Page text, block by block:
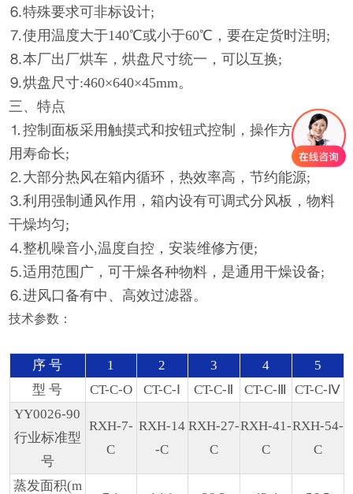
⒍特殊要求可非标设计;
⒎使用温度大于140℃或小于60℃，要在定货时注明;
⒏本厂出厂烘车，烘盘尺寸统一，可以互换;
⒐烘盘尺寸:460×640×45mm。
三、特点
⒈控制面板采用触摸式和按钮式控制，操作方便，使
用寿命长;
⒉大部分热风在箱内循环，热效率高，节约能源;
⒊利用强制通风作用，箱内设有可调式分风板，物料
干燥均匀;
⒋整机噪音小,温度自控，安装维修方便;
⒌适用范围广，可干燥各种物料，是通用干燥设备;
⒍进风口备有中、高效过滤器。
技术参数：
序 号 1 2 3 4
5
型 号
CT-C-O CT-C-Ⅰ CT-C-Ⅱ CT-C-Ⅲ
CT-C-Ⅳ
YY0026-90
行业标准型
号
RXH-7-
C
RXH-14
-C
RXH-27-
C
RXH-41-
C
RXH-54-
C
蒸发面积(m